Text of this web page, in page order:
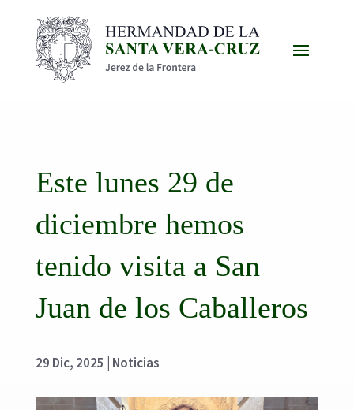
Este lunes 29 de
diciembre hemos
tenido visita a San
Juan de los Caballeros
29 Dic, 2025 Noticias